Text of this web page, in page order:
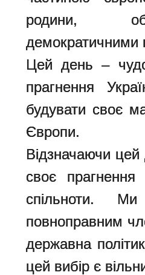
родини,
демократичними
Цей день –
прагнення
будувати своє
Європи.
Відзначаючи
своє прагнення
спільноти.
повноправним
державна
цей вибір є